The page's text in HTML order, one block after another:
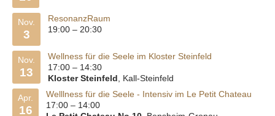
Nov.
3
ResonanzRaum
19:00 – 20:30
Nov.
13
Wellness für die Seele im Kloster Steinfeld
17:00 – 14:30
Kloster Steinfeld , Kall-Steinfeld
Apr.
16
Welllness für die Seele - Intensiv im Le Petit Chateau
17:00 – 14:00